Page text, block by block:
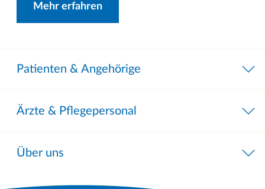
Mehr erfahren
Patienten & Angehörige
Ärzte & Pflegepersonal
Über uns